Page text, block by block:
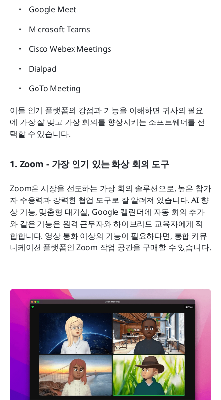
Google Meet
Microsoft Teams
Cisco Webex Meetings
Dialpad
GoTo Meeting
이들 인기 플랫폼의 강점과 기능을 이해하면 귀사의 필요
에 가장 잘 맞고 가상 회의를 향상시키는 소프트웨어를 선
택할 수 있습니다.
1. Zoom - 가장 인기 있는 화상 회의 도구
Zoom은 시장을 선도하는 가상 회의 솔루션으로, 높은 참가
자 수용력과 강력한 협업 도구로 잘 알려져 있습니다. AI 향
상 기능, 맞춤형 대기실, Google 캘린더에 자동 회의 추가
와 같은 기능은 원격 근무자와 하이브리드 교육자에게 적
합합니다. 영상 통화 이상의 기능이 필요하다면, 통합 커뮤
니케이션 플랫폼인 Zoom 작업 공간을 구매할 수 있습니다.